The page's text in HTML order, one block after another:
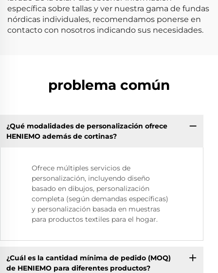
específica sobre tallas y ver nuestra gama de fundas
nórdicas individuales, recomendamos ponerse en
contacto con nosotros indicando sus necesidades.
problema común
¿Qué modalidades de personalización ofrece
HENIEMO además de cortinas?
Ofrece múltiples servicios de
personalización, incluyendo diseño
basado en dibujos, personalización
completa (según demandas específicas)
y personalización basada en muestras
para productos textiles para el hogar.
¿Cuál es la cantidad mínima de pedido (MOQ)
de HENIEMO para diferentes productos?